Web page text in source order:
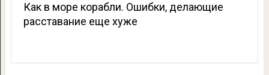
Как в море корабли. Ошибки, делающие
расставание еще хуже